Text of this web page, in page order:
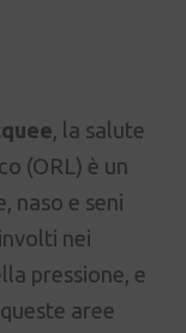
, la salute
(ORL) è un
naso e seni
nei
pressione, e
aree